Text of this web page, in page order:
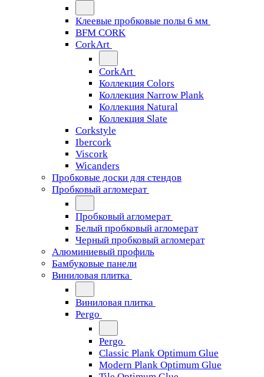
Клеевые пробковые полы 6 мм
BFM CORK
CorkArt
CorkArt
Коллекция Colors
Коллекция Narrow Plank
Коллекция Natural
Коллекция Slate
Corkstyle
Ibercork
Viscork
Wicanders
Пробковые доски для стендов
Пробковый агломерат
Пробковый агломерат
Белый пробковый агломерат
Черный пробковый агломерат
Алюминиевый профиль
Бамбуковые панели
Виниловая плитка
Виниловая плитка
Pergo
Pergo
Classic Plank Optimum Glue
Modern Plank Optimum Glue